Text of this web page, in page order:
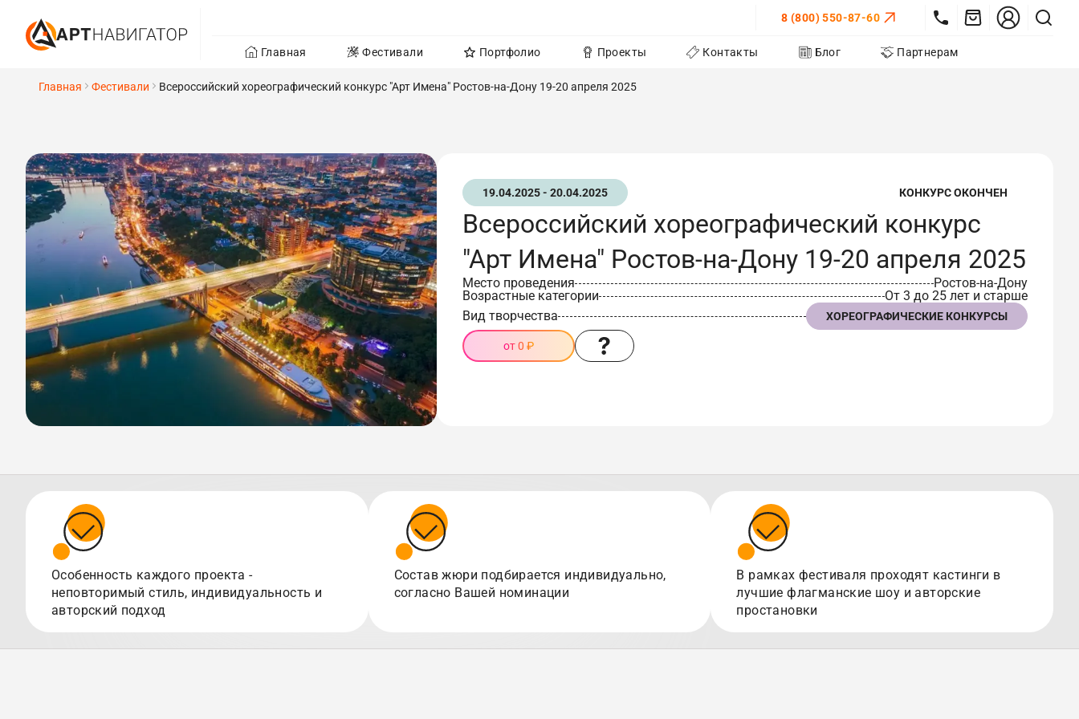
8 (800) 550-87-60
Главная Фестивали Портфолио Проекты Контакты Блог Партнерам
Главная Фестивали Всероссийский хореографический конкурс "Арт Имена" Ростов-на-Дону 19-20 апреля 2025
19.04.2025 - 20.04.2025 КОНКУРС ОКОНЧЕН
Всероссийский хореографический конкурс
"Арт Имена" Ростов-на-Дону 19-20 апреля 2025
Место проведения
Ростов-на-Дону
Возрастные категории
От 3 до 25 лет и старше
Вид творчества
ХОРЕОГРАФИЧЕСКИЕ КОНКУРСЫ
от 0 ₽
Особенность каждого проекта -
неповторимый стиль, индивидуальность и
авторский подход
Состав жюри подбирается индивидуально,
согласно Вашей номинации
В рамках фестиваля проходят кастинги в
лучшие флагманские шоу и авторские
простановки